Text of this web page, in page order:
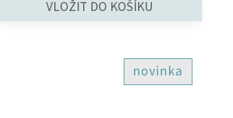
novinka